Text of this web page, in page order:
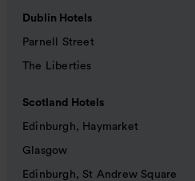
Dublin Hotels
Parnell Street
The Liberties
Scotland Hotels
Edinburgh, Haymarket
Glasgow
Edinburgh, St Andrew Square